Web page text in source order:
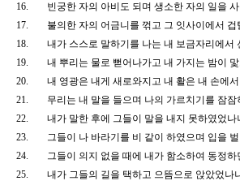
16.
빈궁한 자의 아비도 되며 생소한 자의 일을
17.
불의한 자의 어금니를 꺾고 그 잇사이에서
18.
내가 스스로 말하기를 나는 내 보금자리에
19.
내 뿌리는 물로 뻗어나가고 내 가지는 밤이
20.
내 영광은 내게 새로와지고 내 활은 내 손에
21.
무리는 내 말을 들으며 나의 가르치기를 잠
22.
내가 말한 후에 그들이 말을 내지 못하였었
23.
그들이 나 바라기를 비 같이 하였으며 입을
24.
그들이 의지 없을 때에 내가 함소하여 동정
25.
내가 그들의 길을 택하고 으뜸으로 앉았었